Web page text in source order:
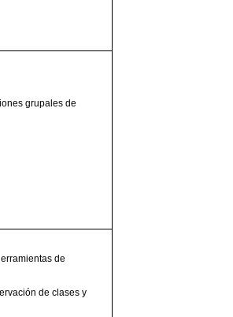
grupales de
de
de clases y